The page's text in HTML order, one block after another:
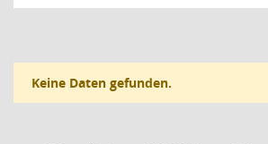
Keine Daten gefunden.